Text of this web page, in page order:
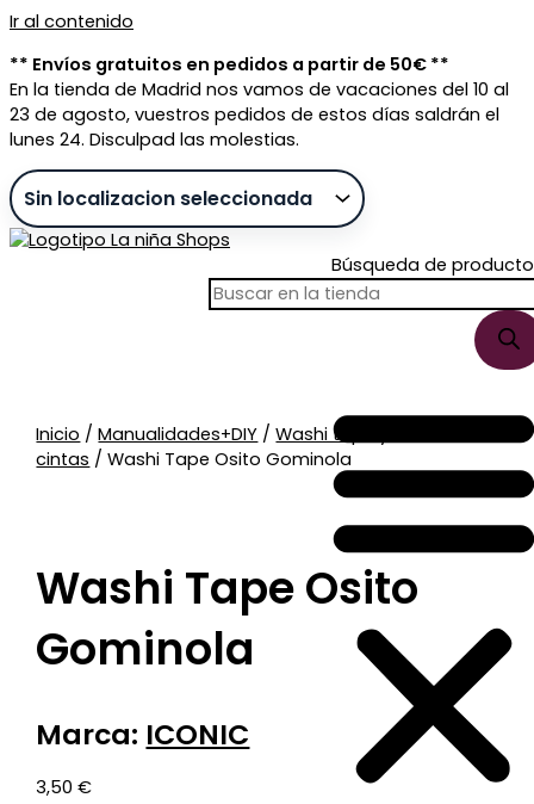
Ir al contenido
** Envíos gratuitos en pedidos a partir de 50€ **
En la tienda de Madrid nos vamos de vacaciones del 10 al
23 de agosto, vuestros pedidos de estos días saldrán el
lunes 24. Disculpad las molestias.
Búsqueda de
Inicio /Manualidades+DIY /Washi tape y
cintas / Washi Tape Osito Gominola
Washi Tape Osito
Gominola
Marca: ICONIC
3,50€